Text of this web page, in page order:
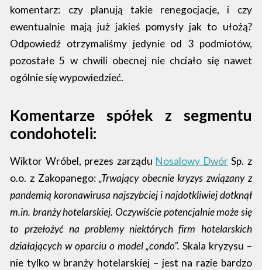
komentarz: czy planują takie renegocjacje, i czy
ewentualnie mają już jakieś pomysły jak to ułożą?
Odpowiedź otrzymaliśmy jedynie od 3 podmiotów,
pozostałe 5 w chwili obecnej nie chciało się nawet
ogólnie się wypowiedzieć.
Komentarze spółek z segmentu
condohoteli:
Wiktor Wróbel, prezes zarządu Nosalowy DwórSp. z
o.o. z Zakopanego:„Trwający obecnie kryzys związany z
pandemią koronawirusa najszybciej i najdotkliwiej dotknął
m.in. branży hotelarskiej. Oczywiście potencjalnie może się
to przełożyć na problemy niektórych firm hotelarskich
działających w oparciu o model „condo”.Skala kryzysu –
nie tylko w branży hotelarskiej – jest na razie bardzo